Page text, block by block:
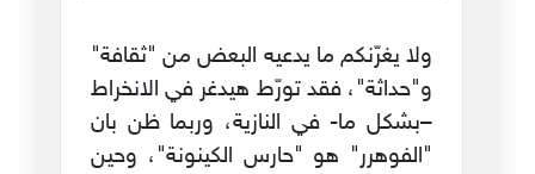
ولا يغرّنكم ما يدعيه البعض من "ثقافة"
و"حداثة"، فقد تورّط هيدغر في الانخراط
–بشكل ما- في النازية، وربما ظن بان
"الفوهرر" هو "حارس الكينونة"، وحين